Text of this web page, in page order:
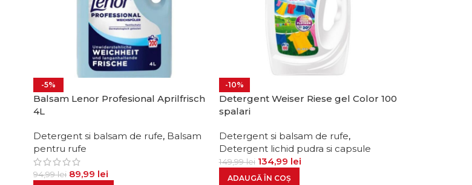
-5%
Balsam Lenor Profesional Aprilfrisch
4L
Detergent si balsam de rufe, Balsam
pentru rufe
94,99lei 89,99 lei
-10%
Detergent Weiser Riese gel Color 100
spalari
Detergent si balsam de rufe,
Detergent lichid pudra si capsule
149,99lei 134,99 lei
ADAUGĂ ÎN COȘ